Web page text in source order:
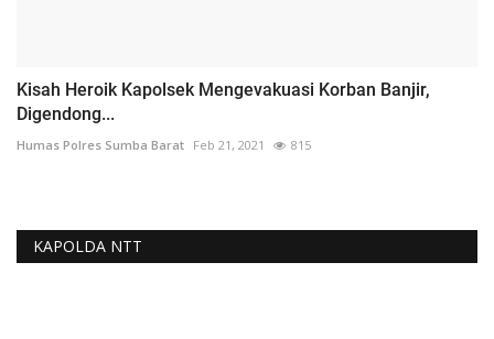
Kisah Heroik Kapolsek Mengevakuasi Korban Banjir,
Digendong...
Humas Polres Sumba Barat Feb 21, 2021 815
KAPOLDA NTT